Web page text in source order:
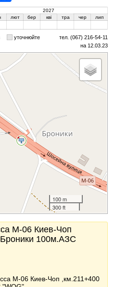
2027
лют бер кві тра чер лип
уточнюйте
тел. (067) 216-54-11
на 12.03.23
100 m
300 ft
М-06 Киев-Чоп
100м.АЗС
М-06 Киев-Чоп ,км.211+400